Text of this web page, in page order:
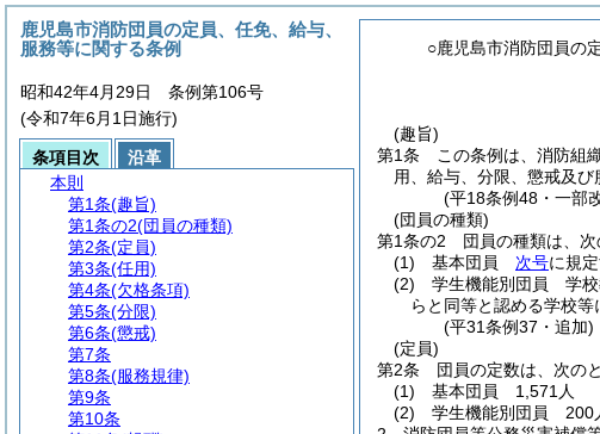
○鹿児島市消防団員の
(趣旨)
第1条
この条例は、消防組
用、給与、分限、懲戒及び
(平18条例48・一部
(団員の種類)
第1条の2
団員の種類は、次
(1)
基本団員 次号に規
(2)
学生機能別団員 学校
らと同等と認める学校
(平31条例37・追加)
(定員)
第2条
団員の定数は、次の
(1)
基本団員 1,571人
(2)
学生機能別団員 200
鹿児島市消防団員の定員、任免、給与、
服務等に関する条例
昭和42年4月29日 条例第106号
(令和7年6月1日施行)
条項目次
沿革
本則
第1条(趣旨)
第1条の2(団員の種類)
第2条(定員)
第3条(任用)
第4条(欠格条項)
第5条(分限)
第6条(懲戒)
第7条
第8条(服務規律)
第9条
第10条